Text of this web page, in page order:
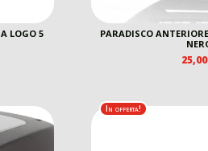
LOGO 5
€.
PARADISCO
25,00
In offerta!